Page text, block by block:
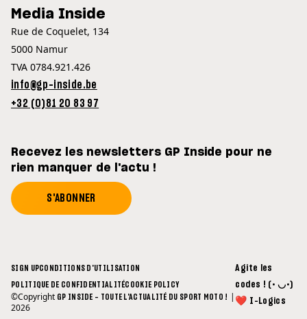
Media Inside
Rue de Coquelet, 134
5000 Namur
TVA 0784.921.426
info@gp-inside.be
+32 (0)81 20 83 97
Recevez les newsletters GP Inside pour ne
rien manquer de l'actu !
S'ABONNER
SIGN UPCONDITIONS D'UTILISATION
POLITIQUE DE CONFIDENTIALITÉCOOKIE POLICY
©Copyright GP INSIDE - TOUTE L'ACTUALITÉ DU SPORT MOTO ! |
2026
Agite les
codes ! (• ◡•)
❤ I-Logics